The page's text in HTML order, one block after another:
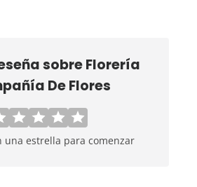
sobreFlorería
De Flores
una estrella para comenzar